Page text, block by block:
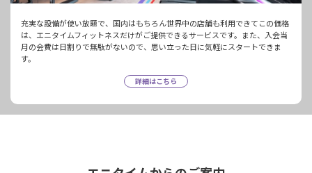
充実な設備が使い放題で、国内はもちろん世界中の店舗も利用できてこの価格
は、エニタイムフィットネスだけがご提供できるサービスです。また、入会当
月の会費は日割りで無駄がないので、思い立った日に気軽にスタートできま
す。
詳細はこちら